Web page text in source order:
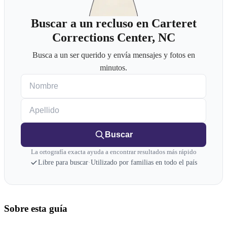
Buscar a un recluso en Carteret
Corrections Center, NC
Busca a un ser querido y envía mensajes y fotos en
minutos.
Buscar
La ortografía exacta ayuda a encontrar resultados más rápido
Libre para buscar·Utilizado por familias en todo el país
Sobre esta guía